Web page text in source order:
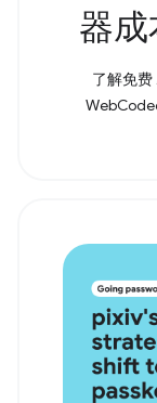
器成
了解免费